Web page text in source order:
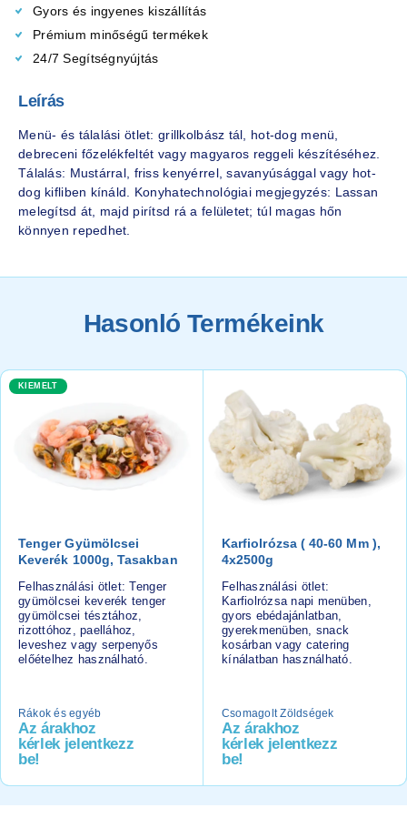
Gyors és ingyenes kiszállítás
Prémium minőségű termékek
24/7 Segítségnyújtás
Leírás
Menü- és tálalási ötlet: grillkolbász tál, hot-dog menü,
debreceni főzelékfeltét vagy magyaros reggeli készítéséhez.
Tálalás: Mustárral, friss kenyérrel, savanyúsággal vagy hot-
dog kifliben kínáld. Konyhatechnológiai megjegyzés: Lassan
melegítsd át, majd pirítsd rá a felületet; túl magas hőn
könnyen repedhet.
Hasonló Termékeink
KIEMELT
Tenger Gyümölcsei
Keverék 1000g, Tasakban
Felhasználási ötlet: Tenger
gyümölcsei keverék tenger
gyümölcsei tésztához,
rizottóhoz, paellához,
leveshez vagy serpenyős
előételhez használható.
Rákok és egyéb
Az árakhoz
kérlek jelentkezz
be!
Karfiolrózsa ( 40-60 Mm ),
4x2500g
Felhasználási ötlet:
Karfiolrózsa napi menüben,
gyors ebédajánlatban,
gyerekmenüben, snack
kosárban vagy catering
kínálatban használható.
Csomagolt Zöldségek
Az árakhoz
kérlek jelentkezz
be!